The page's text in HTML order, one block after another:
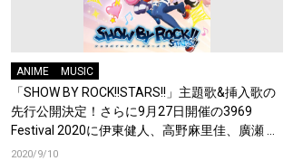
ANIME MUSIC
「SHOW BY ROCK!!STARS!!」主題歌&挿入歌の
先行公開決定！さらに9月27日開催の3969
Festival 2020に伊東健人、高野麻里佳、廣瀬 直
也、SILHOUETTE FROM THE SKYLITの出演が決
2020/9/10